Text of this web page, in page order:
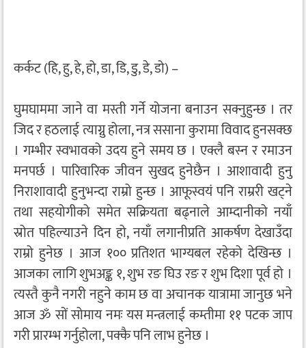
कर्कट (हि, हु, हे, हो, डा, डि, डु, डे, डो) –
घुमघाममा जाने वा मस्ती गर्ने योजना बनाउन सक्नुहुन्छ । तर
जिद र हठलाई त्याग्नु होला, नत्र ससाना कुरामा विवाद हुनसक्छ
। गम्भीर स्वभावको उदय हुने समय छ । एक्लै बस्न र रमाउन
मनपर्छ । पारिवारिक जीवन सुखद हुनेछैन । आशावादी हुनु
निराशावादी हुनुभन्दा राम्रो हुन्छ । आफूस्वयं पनि राम्ररी खट्ने
तथा सहयोगीको समेत सक्रियता बढ्नाले आम्दानीको नयाँ
स्रोत पहिल्याउने दिन हो, नयाँ लगानीप्रति आकर्षण देखाउँदा
राम्रो हुनेछ । आज १०० प्रतिशत भाग्यबल रहेको देखिन्छ ।
आजका लागि शुभअङ्क १, शुभ रङ घिउ रङ र शुभ दिशा पूर्व हो ।
त्यस्तै कुनै नगरी नहुने काम छ वा अचानक यात्रामा जानुछ भने
आज ॐ सों सोमाय नमः यस मन्त्रलाई कम्तीमा ११ पटक जाप
गरी प्रारम्भ गर्नुहोला, पक्कै पनि लाभ हुनेछ ।